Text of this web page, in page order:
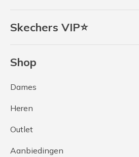
Skechers VIP⭐
Shop
Dames
Heren
Outlet
Aanbiedingen